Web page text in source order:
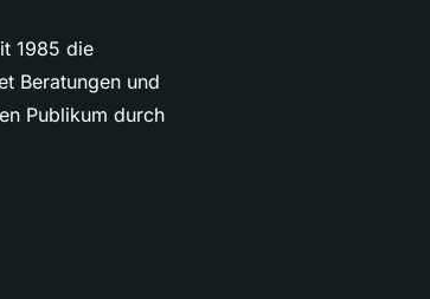
1985 die
Beratungen und
Publikum durch